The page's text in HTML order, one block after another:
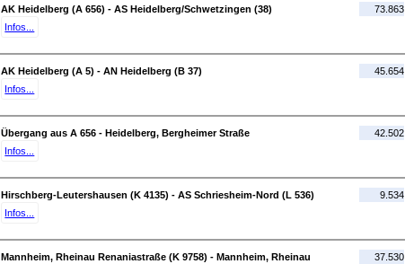
AK Heidelberg (A 656) - AS Heidelberg/Schwetzingen (38)
Infos...
73.863
AK Heidelberg (A 5) - AN Heidelberg (B 37)
Infos...
45.654
Übergang aus A 656 - Heidelberg, Bergheimer Straße
Infos...
42.502
Hirschberg-Leutershausen (K 4135) - AS Schriesheim-Nord (L 536)
Infos...
9.534
Mannheim, Rheinau Renaniastraße (K 9758) - Mannheim, Rheinau
37.530